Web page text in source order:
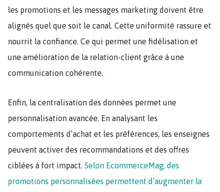
les promotions et les messages marketing doivent être
alignés quel que soit le canal. Cette uniformité rassure et
nourrit la confiance. Ce qui permet une fidélisation et
une amélioration de la relation-client grâce à une
communication cohérente.
Enfin, la centralisation des données permet une
personnalisation avancée. En analysant les
comportements d’achat et les préférences, les enseignes
peuvent activer des recommandations et des offres
ciblées à fort impact. Selon EcommerceMag, des
promotions personnalisées permettent d’augmenter la